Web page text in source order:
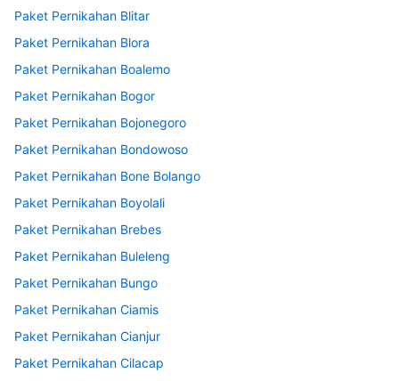
Paket Pernikahan Blitar
Paket Pernikahan Blora
Paket Pernikahan Boalemo
Paket Pernikahan Bogor
Paket Pernikahan Bojonegoro
Paket Pernikahan Bondowoso
Paket Pernikahan Bone Bolango
Paket Pernikahan Boyolali
Paket Pernikahan Brebes
Paket Pernikahan Buleleng
Paket Pernikahan Bungo
Paket Pernikahan Ciamis
Paket Pernikahan Cianjur
Paket Pernikahan Cilacap